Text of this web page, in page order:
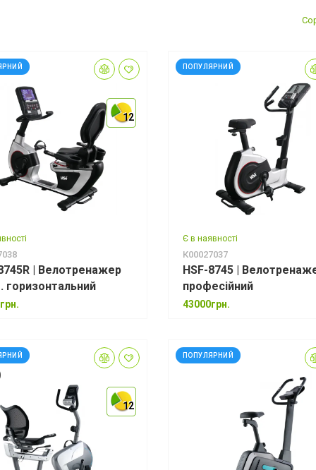
12
12
12
| Велотренажер
горизонтальний
ПОПУЛЯРНИЙ
Є в наявності
К00027037
HSF-8745 |
професійний
43000грн.
12
12
12
ПОПУЛЯРНИЙ